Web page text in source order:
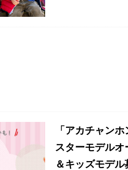
「アカチャン
スターモデル
＆キッズモデ